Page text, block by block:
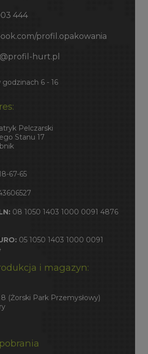
444
profil.opakowania
hurt.pl
godzinach 6 - 16
Pelczarski
Stanu 17
67-65
08 1050 1403 1000 0091 4876
05 1050 1403 1000 0091
i magazyn:
(Żorski Park Przemysłowy)